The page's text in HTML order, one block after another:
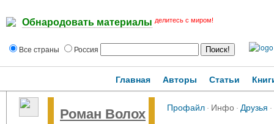
Обнародовать материалы делитесь с миром!
Все страны Россия
Главная Авторы Статьи
Роман Волох Профайл· Инфо· Друзья ·